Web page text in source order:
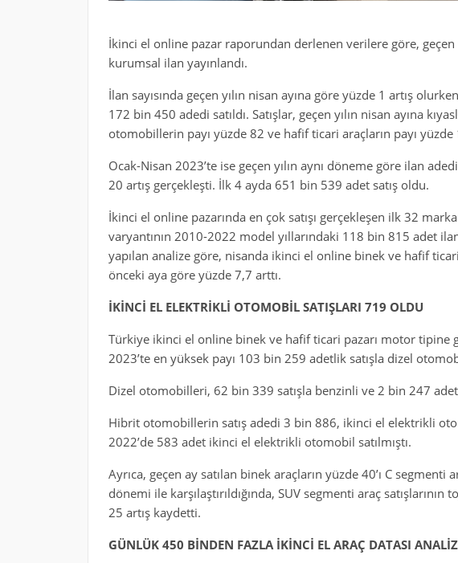
İkinci el online pazar raporundan derlenen verilere göre,
kurumsal ilan yayınlandı.
İlan sayısında geçen yılın nisan ayına göre yüzde 1 artış
172 bin 450 adedi satıldı. Satışlar, geçen yılın nisan ayına
otomobillerin payı yüzde 82 ve hafif ticari araçların payı
Ocak-Nisan 2023’te ise geçen yılın aynı döneme göre ilan
20 artış gerçekleşti. İlk 4 ayda 651 bin 539 adet satış oldu.
İkinci el online pazarında en çok satışı gerçekleşen ilk 32
varyantının 2010-2022 model yıllarındaki 118 bin 815 adet
yapılan analize göre, nisanda ikinci el online binek ve hafif
önceki aya göre yüzde 7,7 arttı.
İKİNCİ EL ELEKTRİKLİ OTOMOBİL SATIŞLARI 719 OLDU
Türkiye ikinci el online binek ve hafif ticari pazarı motor tipine
2023’te en yüksek payı 103 bin 259 adetlik satışla dizel
Dizel otomobilleri, 62 bin 339 satışla benzinli ve 2 bin 247
Hibrit otomobillerin satış adedi 3 bin 886, ikinci el elektrikli
2022’de 583 adet ikinci el elektrikli otomobil satılmıştı.
Ayrıca, geçen ay satılan binek araçların yüzde 40’ı C segmenti
dönemi ile karşılaştırıldığında, SUV segmenti araç
25 artış kaydetti.
GÜNLÜK 450 BİNDEN FAZLA İKİNCİ EL ARAÇ DATASI